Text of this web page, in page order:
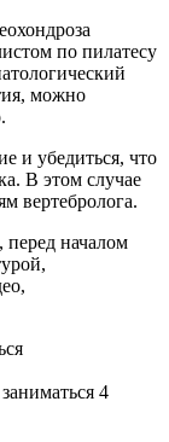
по пилатесу
можно
и убедиться, что
В этом случае
вертебролога.
началом
4